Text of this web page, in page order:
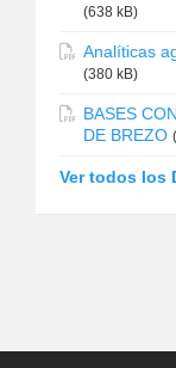
(638 kB)
Analíticas
(380 kB)
BASES
DE BREZO
Ver todos los